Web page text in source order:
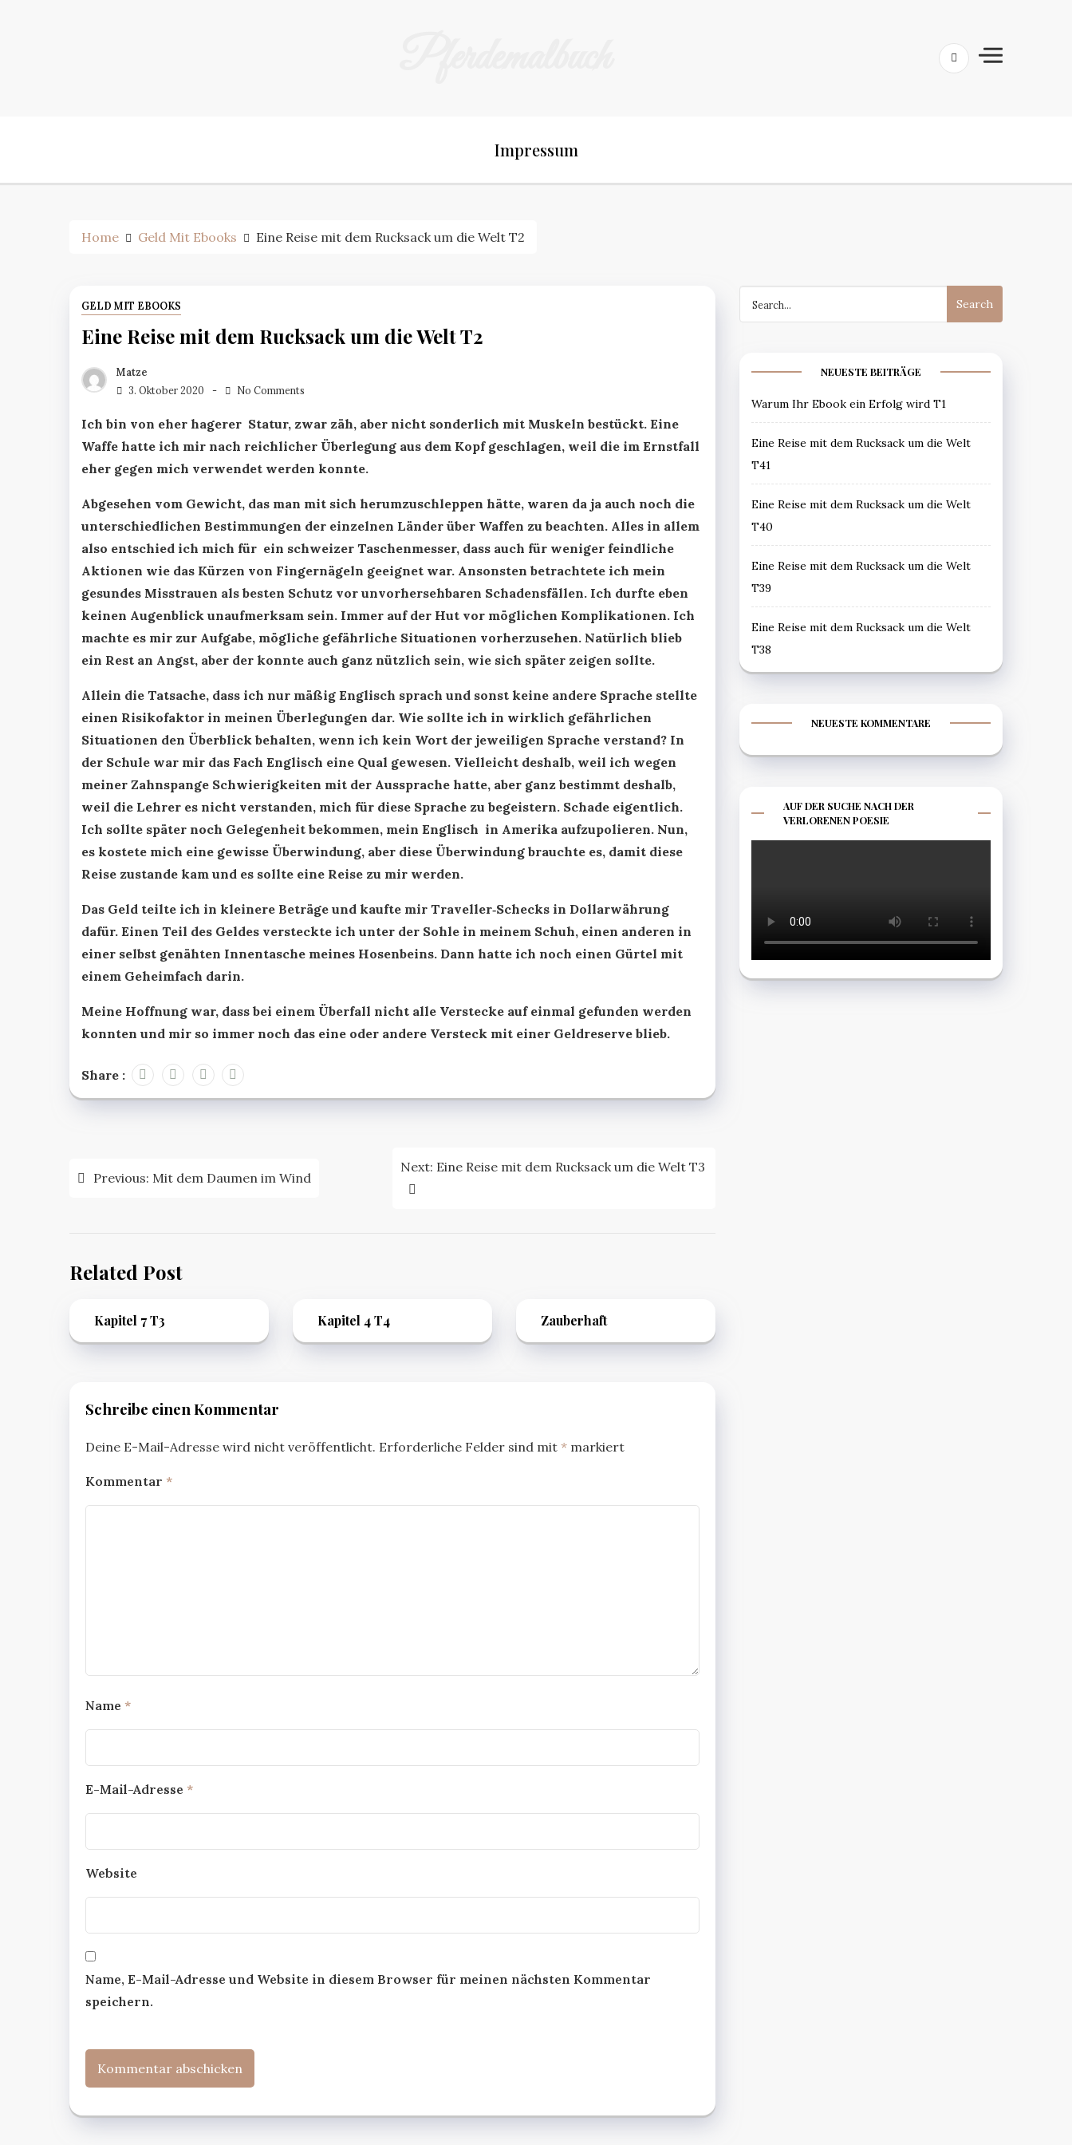
Impressum
Home Geld Mit Ebooks Eine Reise mit dem Rucksack um die Welt T2
GELD MIT EBOOKS
Eine Reise mit dem Rucksack um die Welt T2
Matze
3. Oktober 2020
No Comments
Ich bin von eher hagerer Statur, zwar zäh, aber nicht sonderlich mit Muskeln bestückt. Eine
Waffe hatte ich mir nach reichlicher Überlegung aus dem Kopf geschlagen, weil die im Ernstfall
eher gegen mich verwendet werden konnte.
Abgesehen vom Gewicht, das man mit sich herumzuschleppen hätte, waren da ja auch noch die
unterschiedlichen Bestimmungen der einzelnen Länder über Waffen zu beachten. Alles in allem
also entschied ich mich für ein schweizer Taschenmesser, dass auch für weniger feindliche
Aktionen wie das Kürzen von Fingernägeln geeignet war. Ansonsten betrachtete ich mein
gesundes Misstrauen als besten Schutz vor unvorhersehbaren Schadensfällen. Ich durfte eben
keinen Augenblick unaufmerksam sein. Immer auf der Hut vor möglichen Komplikationen. Ich
machte es mir zur Aufgabe, mögliche gefährliche Situationen vorherzusehen. Natürlich blieb
ein Rest an Angst, aber der konnte auch ganz nützlich sein, wie sich später zeigen sollte.
Allein die Tatsache, dass ich nur mäßig Englisch sprach und sonst keine andere Sprache stellte
einen Risikofaktor in meinen Überlegungen dar. Wie sollte ich in wirklich gefährlichen
Situationen den Überblick behalten, wenn ich kein Wort der jeweiligen Sprache verstand? In
der Schule war mir das Fach Englisch eine Qual gewesen. Vielleicht deshalb, weil ich wegen
meiner Zahnspange Schwierigkeiten mit der Aussprache hatte, aber ganz bestimmt deshalb,
weil die Lehrer es nicht verstanden, mich für diese Sprache zu begeistern. Schade eigentlich.
Ich sollte später noch Gelegenheit bekommen, mein Englisch in Amerika aufzupolieren. Nun,
es kostete mich eine gewisse Überwindung, aber diese Überwindung brauchte es, damit diese
Reise zustande kam und es sollte eine Reise zu mir werden.
Das Geld teilte ich in kleinere Beträge und kaufte mir Traveller‑Schecks in Dollarwährung
dafür. Einen Teil des Geldes versteckte ich unter der Sohle in meinem Schuh, einen anderen in
einer selbst genähten Innentasche meines Hosenbeins. Dann hatte ich noch einen Gürtel mit
einem Geheimfach darin.
Meine Hoffnung war, dass bei einem Überfall nicht alle Verstecke auf einmal gefunden werden
konnten und mir so immer noch das eine oder andere Versteck mit einer Geldreserve blieb.
Share :
Previous: Mit dem Daumen im Wind
Next: Eine Reise mit dem Rucksack um die Welt T3
Related Post
Kapitel 7 T3 Kapitel 4 T4 Zauberhaft
Schreibe einen Kommentar
Deine E-Mail-Adresse wird nicht veröffentlicht. Erforderliche Felder sind mit * markiert
Kommentar *
Name *
E-Mail-Adresse *
Website
Name, E-Mail-Adresse und Website in diesem Browser für meinen nächsten Kommentar
speichern.
for:
NEUESTE BEITRÄGE
Warum Ihr Ebook ein Erfolg wird T1
Eine Reise mit dem Rucksack um die Welt
T41
Eine Reise mit dem Rucksack um die Welt
T40
Eine Reise mit dem Rucksack um die Welt
T39
Eine Reise mit dem Rucksack um die Welt
T38
NEUESTE KOMMENTARE
AUF DER SUCHE NACH DER
VERLORENEN POESIE